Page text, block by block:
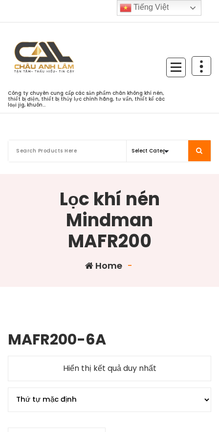
Công ty chuyên cung cấp các sản phẩm chân không khí nén,
thiết bị điện, thiết bị thủy lực chính hãng, tư vấn, thiết kế các
loại jig, khuôn...
Lọc khí nén
Mindman
MAFR200
Home -
MAFR200-6A
Hiển thị kết quả duy nhất
Tiếng Việt